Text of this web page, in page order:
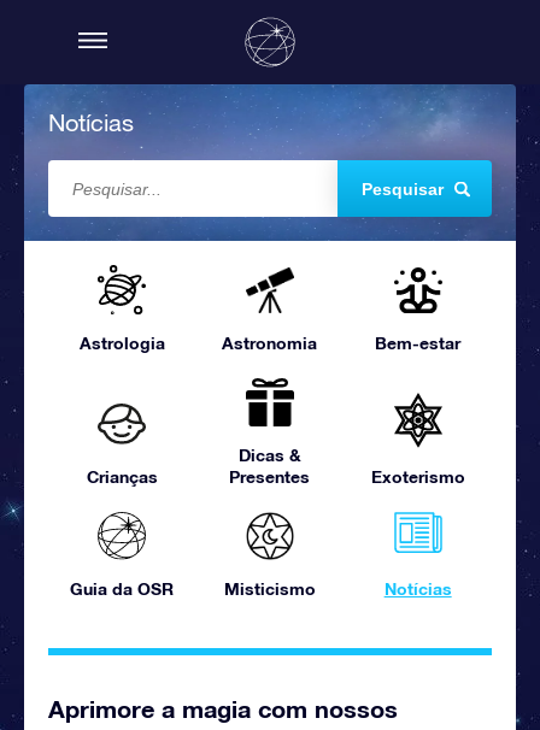
Notícias
Pesquisar
Astrologia Astronomia Bem-estar
Crianças
Dicas &
Presentes
Exoterismo
Guia da OSR Misticismo Notícias
Aprimore a magia com nossos